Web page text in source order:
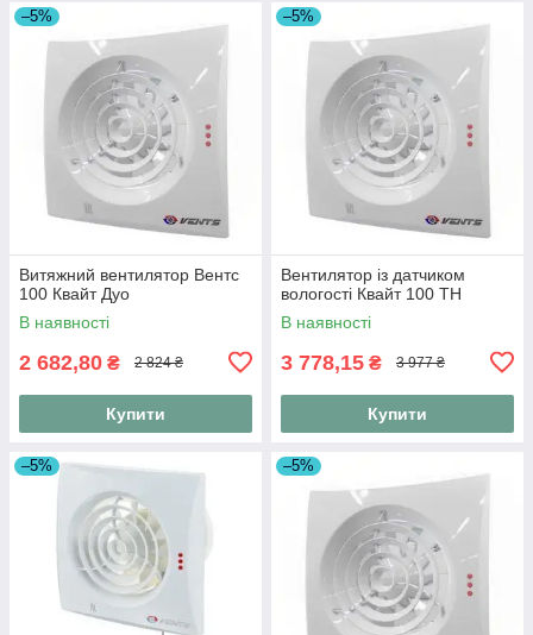
–5%
Витяжний вентилятор Вентс
100 Квайт Дуо
В наявності
2 682,80 ₴ 2 824 ₴
Купити
–5%
Вентилятор із датчиком
вологості Квайт 100 ТН
В наявності
3 778,15 ₴ 3 977 ₴
Купити
–5% –5%